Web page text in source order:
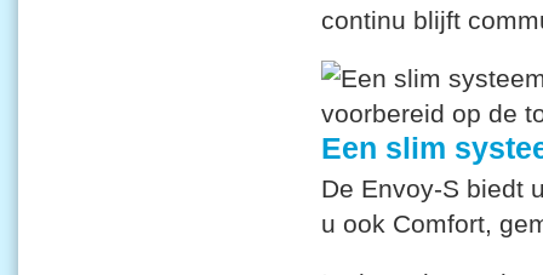
continu blijft
Een slim
De Envoy-S biedt
u ook Comfort,